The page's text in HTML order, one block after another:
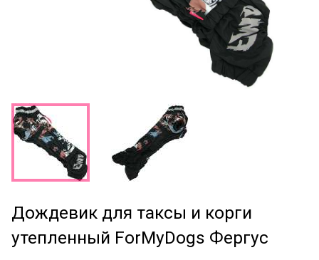
Дождевик для таксы и корги
утепленный ForMyDogs Фергус